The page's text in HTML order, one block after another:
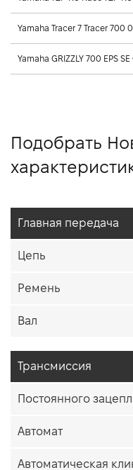
Подобрать
Главная передача
Цепь
Ремень
Вал
Трансмиссия
Постоянного
Автомат
Автоматическая